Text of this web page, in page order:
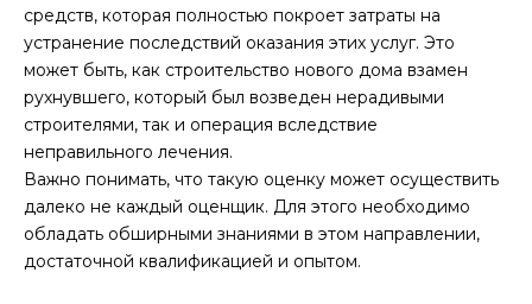
средств, которая полностью покроет затраты на
устранение последствий оказания этих услуг. Это
может быть, как строительство нового дома взамен
рухнувшего, который был возведен нерадивыми
строителями, так и операция вследствие
неправильного лечения.
Важно понимать, что такую оценку может осуществить
далеко не каждый оценщик. Для этого необходимо
обладать обширными знаниями в этом направлении,
достаточной квалификацией и опытом.